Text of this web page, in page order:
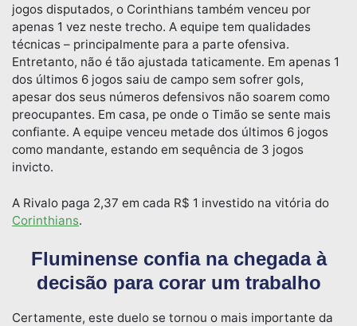
jogos disputados, o Corinthians também venceu por
apenas 1 vez neste trecho. A equipe tem qualidades
técnicas – principalmente para a parte ofensiva.
Entretanto, não é tão ajustada taticamente. Em apenas 1
dos últimos 6 jogos saiu de campo sem sofrer gols,
apesar dos seus números defensivos não soarem como
preocupantes. Em casa, pe onde o Timão se sente mais
confiante. A equipe venceu metade dos últimos 6 jogos
como mandante, estando em sequência de 3 jogos
invicto.
A Rivalo paga 2,37 em cada R$ 1 investido na vitória do
Corinthians.
Fluminense confia na chegada à
decisão para corar um trabalho
Certamente, este duelo se tornou o mais importante da